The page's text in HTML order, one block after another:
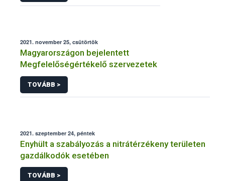
2021. november 25, csütörtök
Magyarországon bejelentett
Megfelelőségértékelő szervezetek
TOVÁBB >
2021. szeptember 24, péntek
Enyhült a szabályozás a nitrátérzékeny területen
gazdálkodók esetében
TOVÁBB >